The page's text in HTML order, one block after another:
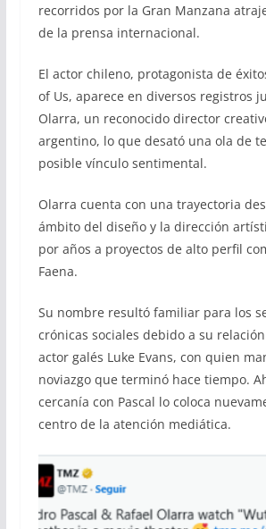
recorridos por la Gran Manzana
de la prensa internacional.
El actor chileno, protagonista de
of Us, aparece en diversos registros
Olarra, un reconocido director
argentino, lo que desató una ola de
posible vínculo sentimental.
Olarra cuenta con una trayectoria
ámbito del diseño y la dirección
por años a proyectos de alto perfil
Faena.
Su nombre resultó familiar para los
crónicas sociales debido a su
actor galés Luke Evans, con quien
noviazgo que terminó hace tiempo.
cercanía con Pascal lo coloca
centro de la atención mediática.